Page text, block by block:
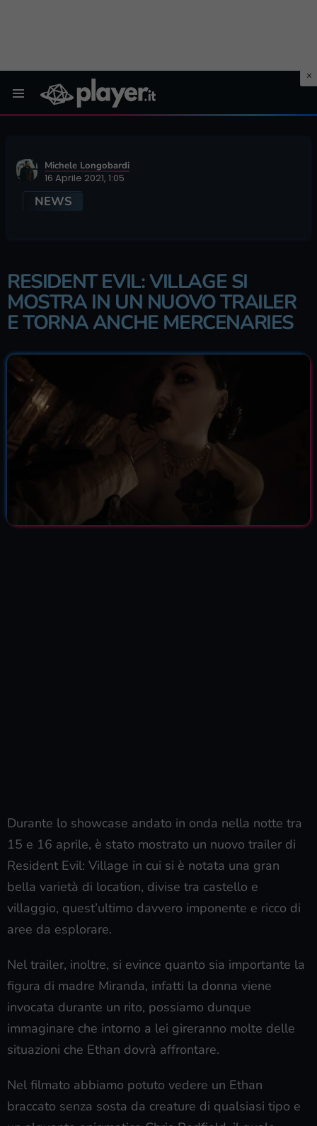
Michele Longobardi
16 Aprile 2021, 1:05
NEWS
RESIDENT EVIL: VILLAGE SI
MOSTRA IN UN NUOVO TRAILER
E TORNA ANCHE MERCENARIES
Durante lo showcase andato in onda nella notte tra
15 e 16 aprile, è stato mostrato un nuovo trailer di
Resident Evil: Village in cui si è notata una gran
bella varietà di location, divise tra castello e
villaggio, quest’ultimo davvero imponente e ricco di
aree da esplorare.
Nel trailer, inoltre, si evince quanto sia importante la
figura di madre Miranda, infatti la donna viene
invocata durante un rito, possiamo dunque
immaginare che intorno a lei gireranno molte delle
situazioni che Ethan dovrà affrontare.
Nel filmato abbiamo potuto vedere un Ethan
braccato senza sosta da creature di qualsiasi tipo e